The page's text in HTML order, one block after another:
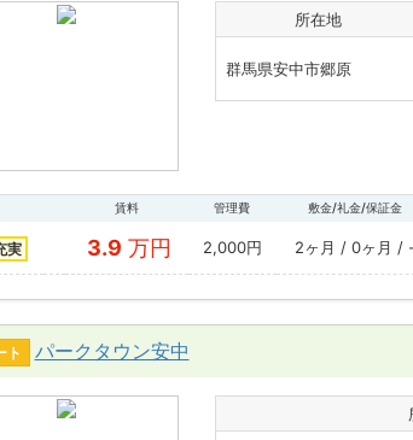
所在地
群馬県安中市郷原
賃料 管理費 敷金/礼金/保証金
実 3.9 万円 2,000円 2ヶ月 / 0ヶ月 / -
ト パークタウン安中